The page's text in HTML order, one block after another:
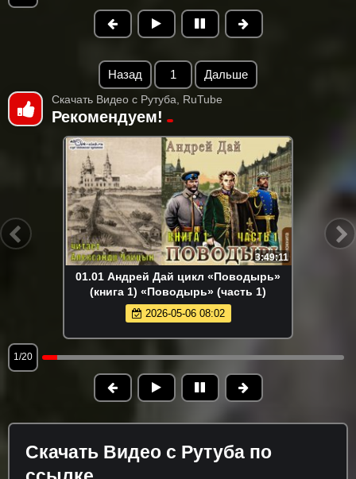
Назад 1 Дальше
Скачать Видео с Рутуба, RuTube
Рекомендуем!
3:49:11
01.01 Андрей Дай цикл «Поводырь»
(книга 1) «Поводырь» (часть 1)
2026-05-06 08:02
1/20
Скачать Видео с Рутуба по